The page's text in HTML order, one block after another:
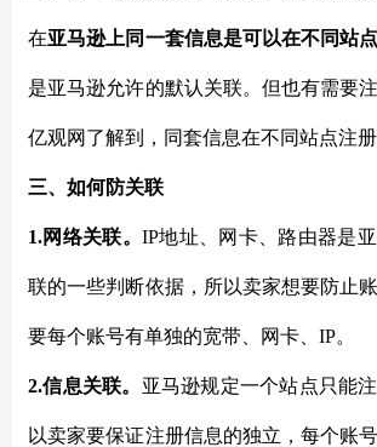
在亚马逊上同一套信息是可以在不同站
是亚马逊允许的默认关联。但也有需要
亿观网了解到，同套信息在不同站点注
三、如何防关联
1.网络关联。 IP地址、网卡、路由器是
联的一些判断依据，所以卖家想要防止
要每个账号有单独的宽带、网卡、IP。
2.信息关联。 亚马逊规定一个站点只能
以卖家要保证注册信息的独立，每个账